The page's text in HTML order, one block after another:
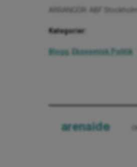
ARRANGÖR: ABF
Kategorier:
Blogg, Ekonomisk Politik
arenaide